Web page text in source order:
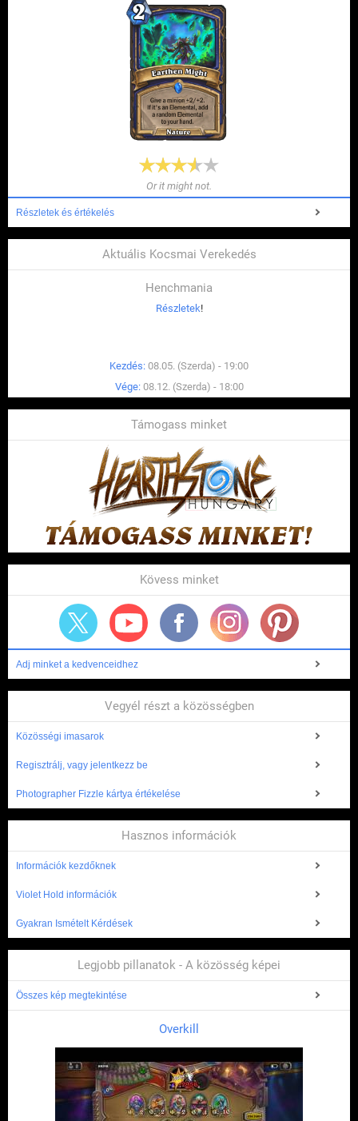
Or it might not.
Részletek és értékelés
Aktuális Kocsmai Verekedés
Henchmania
Részletek!
Kezdés: 08.05. (Szerda) - 19:00
Vége: 08.12. (Szerda) - 18:00
Támogass minket
Kövess minket
Adj minket a kedvenceidhez
Vegyél részt a közösségben
Közösségi imasarok
Regisztrálj, vagy jelentkezz be
Photographer Fizzle kártya értékelése
Hasznos információk
Információk kezdőknek
Violet Hold információk
Gyakran Ismételt Kérdések
Legjobb pillanatok - A közösség képei
Összes kép megtekintése
Overkill